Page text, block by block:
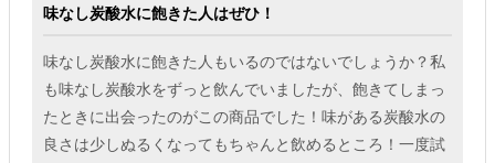
味なし炭酸水に飽きた人はぜひ！
味なし炭酸水に飽きた人もいるのではないでしょうか？私
も味なし炭酸水をずっと飲んでいましたが、飽きてしまっ
たときに出会ったのがこの商品でした！味がある炭酸水の
良さは少しぬるくなってもちゃんと飲めるところ！一度試